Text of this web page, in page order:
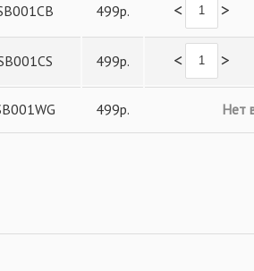
499р. < >
499р. < >
499р. Нет